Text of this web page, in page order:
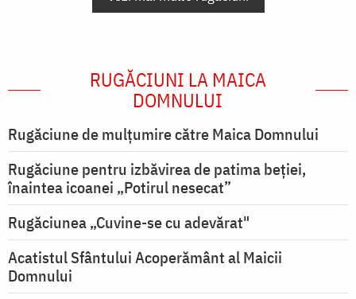
RUGĂCIUNI LA MAICA
DOMNULUI
Rugăciune de mulţumire către Maica Domnului
Rugăciune pentru izbăvirea de patima beției,
înaintea icoanei „Potirul nesecat”
Rugăciunea „Cuvine-se cu adevărat"
Acatistul Sfântului Acoperământ al Maicii
Domnului